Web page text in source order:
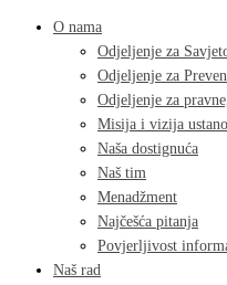
O nama
Odjeljenje za
Odjeljenje za
Odjeljenje za
Misija i vizija
Naša dostignuća
Naš tim
Menadžment
Najčešća pitanja
Povjerljivost
Naš rad